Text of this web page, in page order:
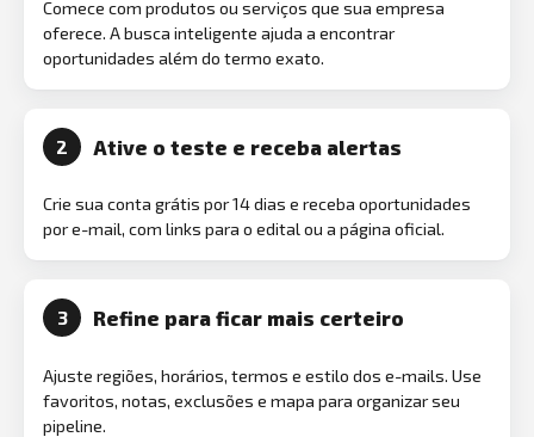
Comece com produtos ou serviços que sua empresa
oferece. A busca inteligente ajuda a encontrar
oportunidades além do termo exato.
2 Ative o teste e receba alertas
Crie sua conta grátis por 14 dias e receba oportunidades
por e-mail, com links para o edital ou a página oficial.
3 Refine para ficar mais certeiro
Ajuste regiões, horários, termos e estilo dos e-mails. Use
favoritos, notas, exclusões e mapa para organizar seu
pipeline.